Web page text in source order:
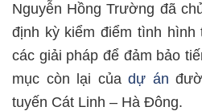
Nguyễn Hồng Trường đã
định kỳ kiểm điểm tình hình
các giải pháp để đảm bảo
mục còn lại củadự án
tuyến Cát Linh – Hà Đông.